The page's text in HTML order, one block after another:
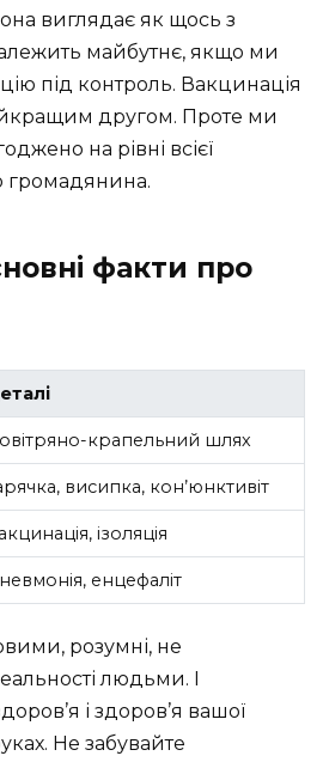
виглядає як щось з
майбутнє, якщо ми
під контроль. Вакцинація
другом. Проте ми
на рівні всієї
громадянина.
факти про
крапельний шлях
висипка, кон’юнктивіт
ізоляція
енцефаліт
розумні, не
людьми. І
і здоров’я вашої
Не забувайте